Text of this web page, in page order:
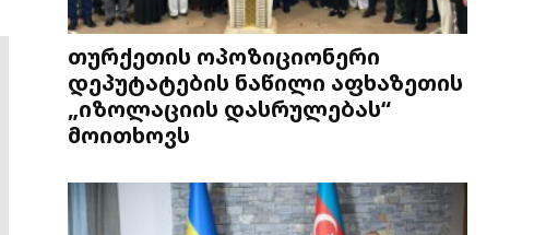
თურქეთის ოპოზიციონერი
დეპუტატების ნაწილი აფხაზეთის
„იზოლაციის დასრულებას“
მოითხოვს